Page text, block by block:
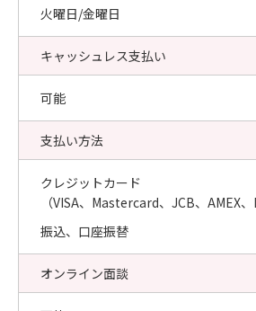
火曜日/金曜日
キャッシュレス支払い
可能
支払い方法
クレジットカード
（VISA、Mastercard、JCB、AMEX、
振込、口座振替
オンライン面談